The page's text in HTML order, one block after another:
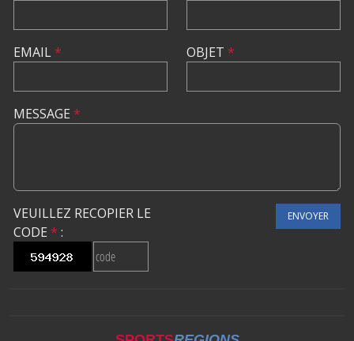
EMAIL* OBJET *
MESSAGE *
VEUILLEZ RECOPIER LE
CODE * :
ENVOYER